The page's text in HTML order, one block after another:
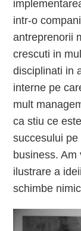
intr-o
antreprenorii
crescuti in
disciplinati in
interne pe
mult
ca stiu ce
succesului
business.
ilustrare a
schimbe